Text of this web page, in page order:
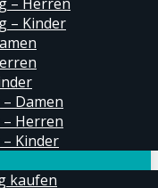
– Kinder
Damen
Herren
Kinder
kaufen